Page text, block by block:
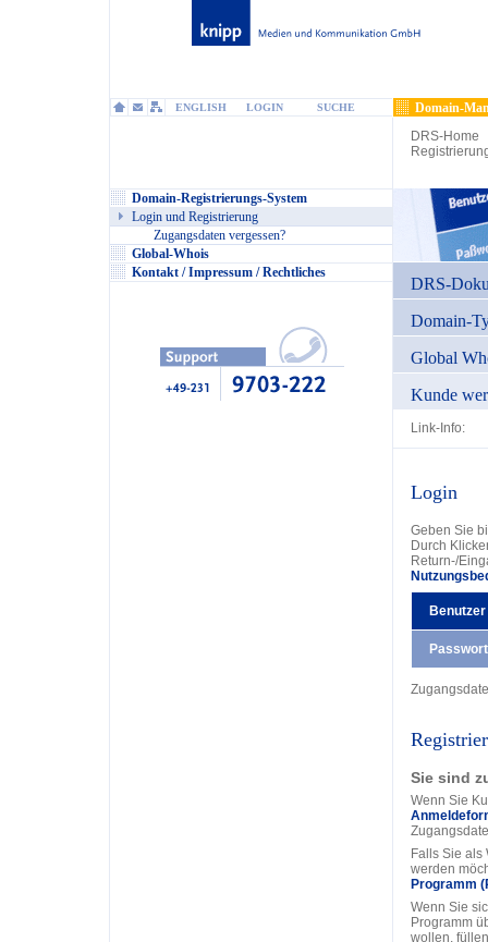
ENGLISH LOGIN SUCHE
Domain-
DRS-Home
Domain-Registrierungs-System
Login und Registrierung
Zugangsdaten vergessen?
Global-Whois
Kontakt / Impressum / Rechtliches
DRS-
Domain-
Global
Kunde
Link-Info:
Login
Geben Sie
Durch
Return-/
Benutzer
Passwort
Sie sind
Wenn Sie
Falls Sie als
werden
Programm
Wenn Sie
Programm
wollen,